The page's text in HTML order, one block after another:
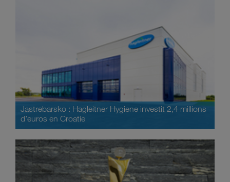
Jastrebarsko : Hagleitner Hygiene investit 2,4 millions
d’euros en Croatie